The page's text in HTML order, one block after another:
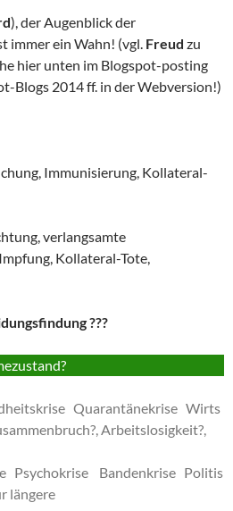
), der Augenblick der
immer ein Wahn! (vgl. Freud zu
hier unten im Blogspot-posting
Blogs 2014 ff. in der Webversion!)
Immunisierung, Kollateral-
verlangsamte
Kollateral-Tote,
???
Quarantänekrise Wirts
Arbeitslosigkeit?,
Psychokrise Bandenkrise Politis
längere